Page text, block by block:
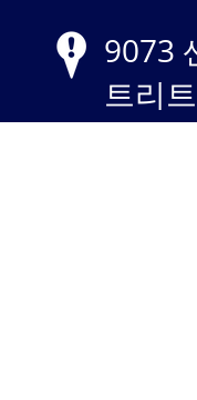
9073
트리트